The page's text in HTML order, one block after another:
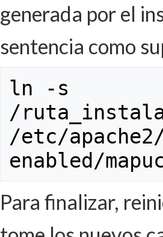
generada por el
sentencia como
ln
-s
/
/etc/apache2
enabled/
Para finalizar,